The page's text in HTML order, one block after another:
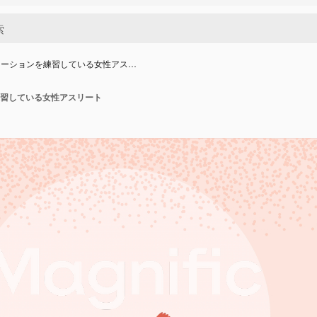
ションを練習している女性アス…
している女性アスリート